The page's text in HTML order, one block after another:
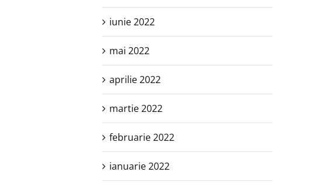
iunie 2022
mai 2022
aprilie 2022
martie 2022
februarie 2022
ianuarie 2022